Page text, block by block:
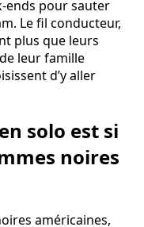
pour sauter
Le fil conducteur,
plus que leurs
leur famille
d’y aller
solo est si
noires
américaines,